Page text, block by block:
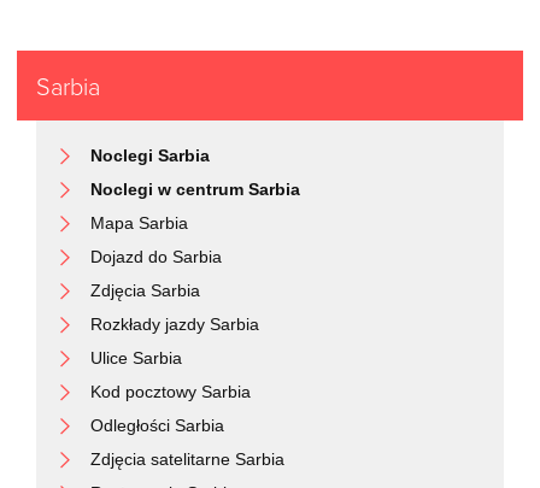
Sarbia
Noclegi Sarbia
Noclegi w centrum Sarbia
Mapa Sarbia
Dojazd do Sarbia
Zdjęcia Sarbia
Rozkłady jazdy Sarbia
Ulice Sarbia
Kod pocztowy Sarbia
Odległości Sarbia
Zdjęcia satelitarne Sarbia